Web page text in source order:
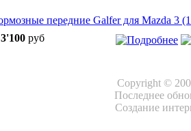
3'100руб
Copyright ©
Последнее
Создание